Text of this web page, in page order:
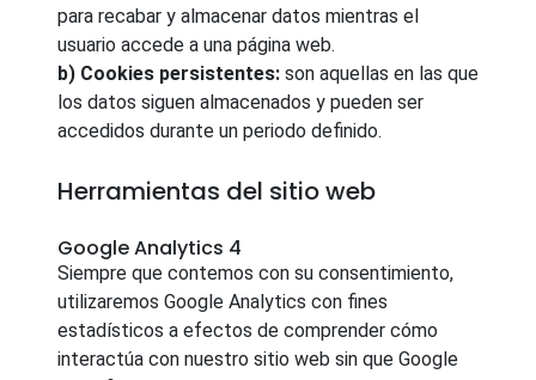
para recabar y almacenar datos mientras el
usuario accede a una página web.
b) Cookies persistentes: son aquellas en las que
los datos siguen almacenados y pueden ser
accedidos durante un periodo definido.
Herramientas del sitio web
Google Analytics 4
Siempre que contemos con su consentimiento,
utilizaremos Google Analytics con fines
estadísticos a efectos de comprender cómo
interactúa con nuestro sitio web sin que Google